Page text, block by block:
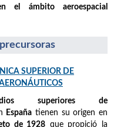
el ámbito aeroespacial
SUPERIOR DE
superiores de
España tienen su origen en
de 1928 que propició la